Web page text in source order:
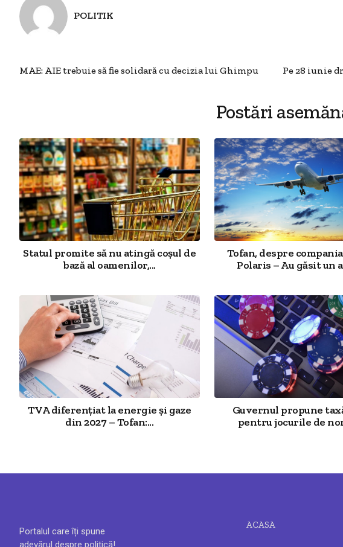
POLITIK
MAE: AIE trebuie să fie solidară cu decizia lui Ghimpu Pe 28 iunie
Postări
Statul promite să nu atingă coșul de
bază al oamenilor,...
Tofan, despre
Polaris – Au găsit un
TVA diferențiat la energie și gaze
din 2027 – Tofan:...
Guvernul propune
pentru jocurile de
Portalul care îți spune
adevărul despre politică!
ACASA